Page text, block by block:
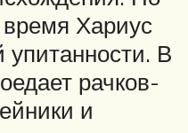
время Хариус
упитанности. В
рачков-
и